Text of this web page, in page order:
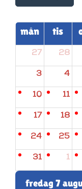
mån tis
27 28
3 4
10 11
17 18
24 25
31 1
fredag 7